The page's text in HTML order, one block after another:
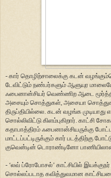
- கார் தொழிற்சாலைக்கு கடன்
டேவிட்டும் நண்பர்களும் ஆளுயுர
ஃபைனான்சியர் வெண்ணிற ஆடை மூர்த்தி
அசையும் சொத்துகள், அசையா சொத்துகள்
திருப்தியில்லை. கடன் வழங்க
சொல்லிவிட்டு கிளம்புகிறார். காட்சி
கதாபாத்திரம் ஃபைனான்சியருக்கு
மாட்டப்பட்டிருக்கும் கார் படத்திற்கு
குவென்டின் டொராண்டினோ
- ‘லவ் ப்ரோபோசல்’ காட்சியில் இயக்குநர்
சொல்லப்படாத கவித்துவமான